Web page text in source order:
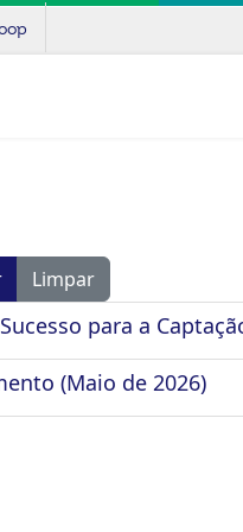
Limpar
para a
(Maio de 2026)